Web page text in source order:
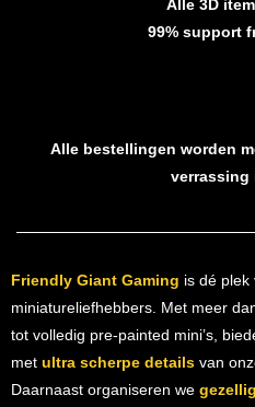
Alle 3D
99% support
Alle bestellingen worden
verrassing
Friendly Giant Gaming is dé plek
miniatureliefhebbers. Met meer
tot volledig pre-painted mini’s,
met ultra scherpe detailsvan
Daarnaast organiseren we